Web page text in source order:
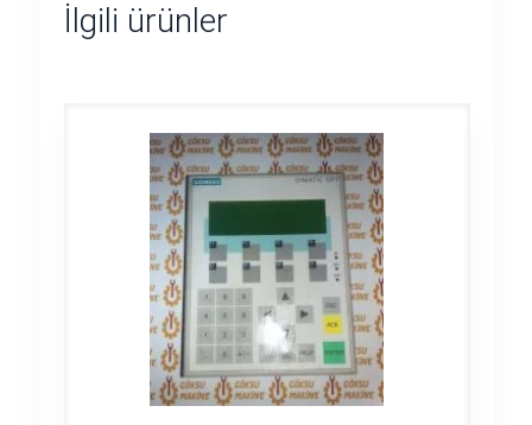
İlgili ürünler